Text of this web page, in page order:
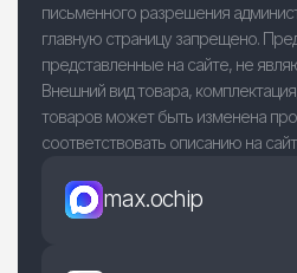
письменного разрешения
главную страницу запрещено.
представленные на сайте, не
Внешний вид товара,
товаров может быть изменена
соответствовать описанию на
max.ochip